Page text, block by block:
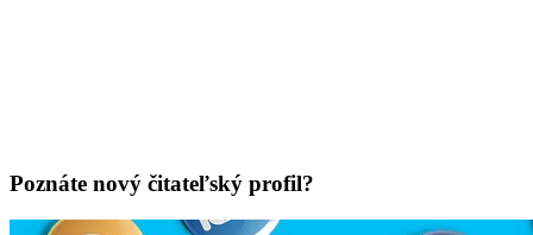
Poznáte nový čitateľský profil?